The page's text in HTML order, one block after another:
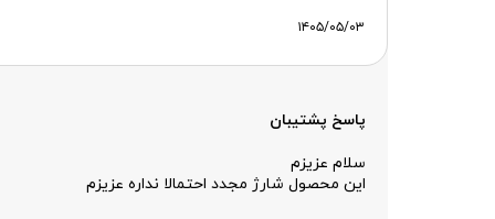
۱۴۰۵/۰۵/۰۳
پاسخ پشتیبان
سلام عزیزم
این محصول شارژ مجدد احتمالا نداره عزیزم